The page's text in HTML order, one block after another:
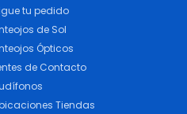
tu pedido
de Sol
Ópticos
de Contacto
Tiendas